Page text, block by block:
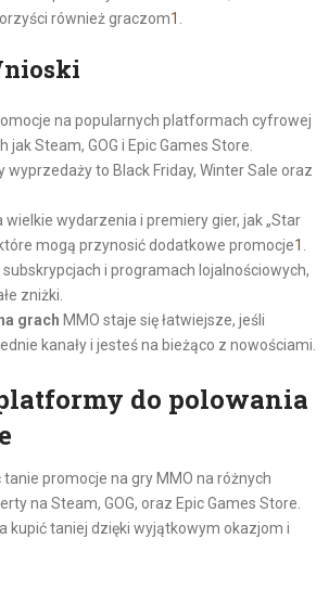
również graczom1 .
na popularnych platformach cyfrowej
jak Steam, GOG i Epic Games Store.
wyprzedaży to Black Friday, Winter Sale oraz
wielkie wydarzenia i premiery gier, jak „Star
mogą przynosić dodatkowe promocje1 .
subskrypcjach i programach lojalnościowych,
zniżki.
grach MMO staje się łatwiejsze, jeśli
kanały i jesteś na bieżąco z nowościami.
do polowania
promocje na gry MMO na różnych
na Steam, GOG, oraz Epic Games Store.
kupić taniej dzięki wyjątkowym okazjom i